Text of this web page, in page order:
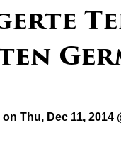
on Thu, Dec 11, 2014